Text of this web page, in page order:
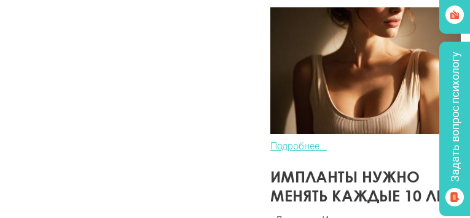
Подробнее...
ИМПЛАНТЫ НУЖНО
МЕНЯТЬ КАЖДЫЕ 10 ЛЕТ?
Задать вопрос психологу